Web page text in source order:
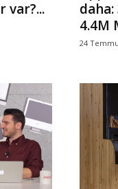
var?...
4.4M
24